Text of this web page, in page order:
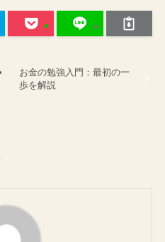
お金の勉強入門：最初の一
歩を解説